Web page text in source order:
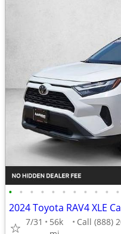
• • • • • • • • • • •
2024 Toyota RAV4 XLE
7/31
56k